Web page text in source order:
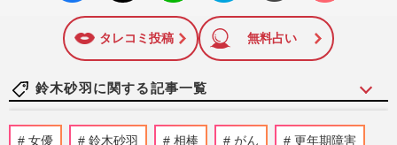
に追加
タレコミ投稿 無料占い
鈴木砂羽に関する記事一覧
TOKIO松岡昌宏は救急搬送も！橋本環
女優 鈴木砂羽 相棒 がん 更年期障害